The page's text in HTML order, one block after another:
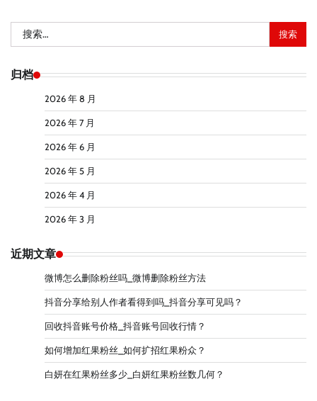
索：
归档
2026 年 8 月
2026 年 7 月
2026 年 6 月
2026 年 5 月
2026 年 4 月
2026 年 3 月
近期文章
微博怎么删除粉丝吗_微博删除粉丝方法
抖音分享给别人作者看得到吗_抖音分享可见吗？
回收抖音账号价格_抖音账号回收行情？
如何增加红果粉丝_如何扩招红果粉众？
白妍在红果粉丝多少_白妍红果粉丝数几何？